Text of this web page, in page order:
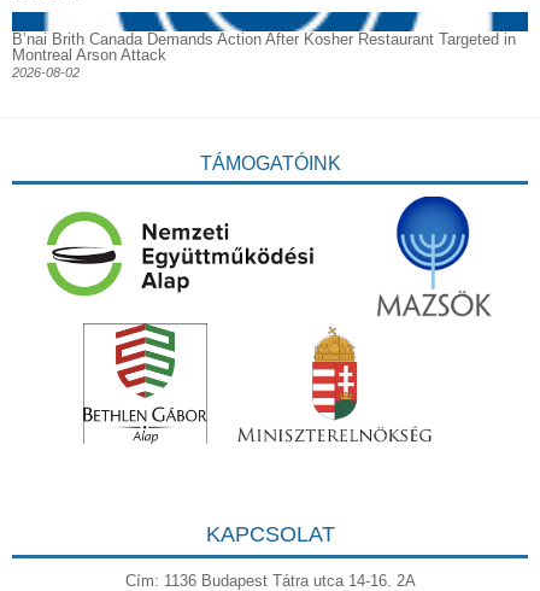
B’nai Brith Canada Demands Action After Kosher Restaurant Targeted in
Montreal Arson Attack
2026-08-02
TÁMOGATÓINK
KAPCSOLAT
Cím: 1136 Budapest Tátra utca 14-16. 2A